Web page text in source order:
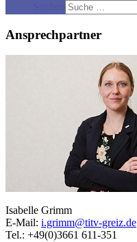
Ansprechpartner
Isabelle Grimm
E-Mail: i.grimm@titv-greiz.de
Tel.: +49(0)3661 611-351